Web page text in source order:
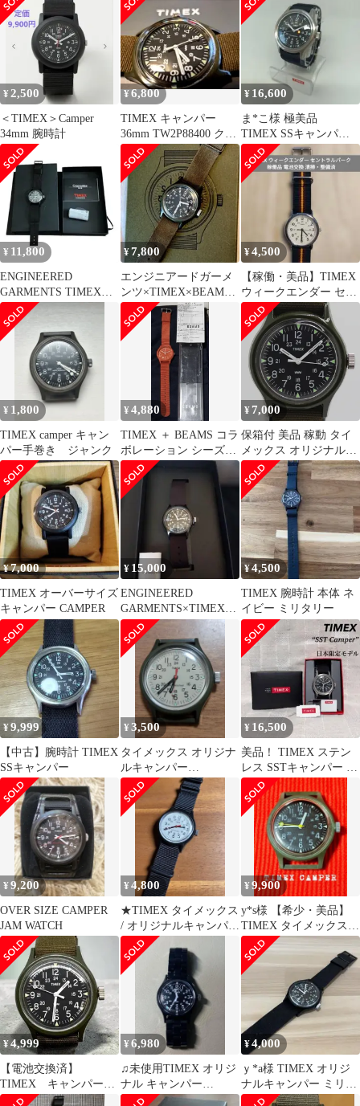
¥2,500
＜TIMEX＞Camper
34mm 腕時計
¥6,800
TIMEX キャンパー
36mm TW2P88400 クオ
ーツ おまけ付き
¥ 16,600
ま*こ様 極美品
TIMEX SSキャンパ
ー ステンレス 日本
限定品 完売品
¥ 11,800
ENGINEERED
GARMENTS TIMEX
BEAMS BOY 未使用
¥7,800
エンジニアードガーメ
ンツ×TIMEX×BEAMS
オリジナル キャンパー
¥4,500
【稼働・美品】TIMEX
ウィークエンダー セン
トラルパーク 清掃・整
備済
¥ 1,800
TIMEX camper キャン
パー手巻き ジャンク
¥4,880
TIMEX ＋ BEAMS コラ
ボレーション シーズナ
ル限定カラーウオッチ
¥ 7,000
保箱付 美品 稼動 タイ
メックス オリジナルキ
ャンパー TW2R13800
QZ ブラック文字盤 メ
ンズ腕時計 NAM
ABC23250
¥7,000
TIMEX オーバーサイズ
キャンパー CAMPER
¥ 15,000
ENGINEERED
GARMENTS×TIMEX×B
EAMS BOY 未使用品
¥4,500
TIMEX 腕時計 本体 ネ
イビー ミリタリー
¥9,999
【中古】腕時計 TIMEX
SSキャンパー
¥3,500
タイメックス オリジナ
ルキャンパー
36mm【ベルトなし】
¥ 16,500
美品！ TIMEX ステン
レス SSTキャンパー ベ
ルト ブラック 箱あり
¥9,200
OVER SIZE CAMPER
JAM WATCH
¥4,800
★TIMEX タイメックス
/ オリジナルキャンパー
ブラック 日本限定カラ
ー
¥9,900
y*s様 【希少・美品】
TIMEX タイメックス
キャンパー ミリタリー
ウォッチ
¥4,999
【電池交換済】
TIMEX キャンパー
TW2P88400 カーキ
¥6,980
♫未使用TIMEX オリジ
ナル キャンパー
TW2V19800
¥4,000
ｙ*a様 TIMEX オリジ
ナルキャンパー ミリタ
リーウォッチ クォーツ